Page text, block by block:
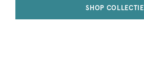
SHOP COLLECTIE